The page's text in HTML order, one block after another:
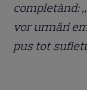
completând:
vor urmări
pus tot